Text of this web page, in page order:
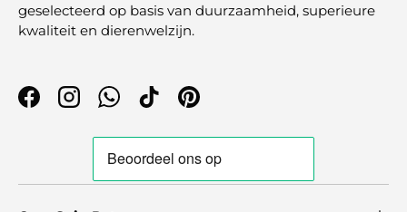
geselecteerd op basis van duurzaamheid, superieure
kwaliteit en dierenwelzijn.
FacebookInstagramWhatsApp
TikTokPinterest